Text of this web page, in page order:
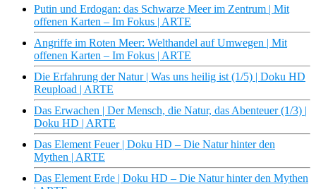
Putin und Erdogan: das Schwarze Meer im Zentrum | Mit
offenen Karten – Im Fokus | ARTE
Angriffe im Roten Meer: Welthandel auf Umwegen | Mit
offenen Karten – Im Fokus | ARTE
Die Erfahrung der Natur | Was uns heilig ist (1/5) | Doku HD
Reupload | ARTE
Das Erwachen | Der Mensch, die Natur, das Abenteuer (1/3) |
Doku HD | ARTE
Das Element Feuer | Doku HD – Die Natur hinter den
Mythen | ARTE
Das Element Erde | Doku HD – Die Natur hinter den Mythen